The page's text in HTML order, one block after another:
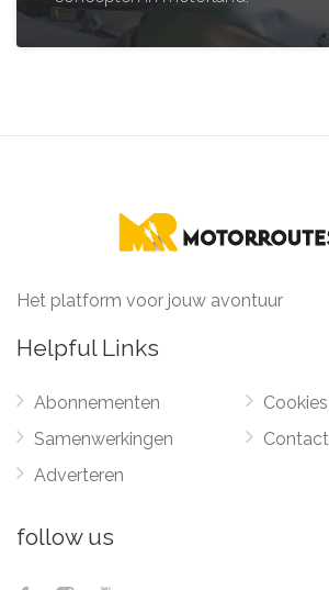
Het platform voor jouw avontuur
Helpful Links
Abonnementen
Samenwerkingen
Adverteren
Cookies
Contact
follow us